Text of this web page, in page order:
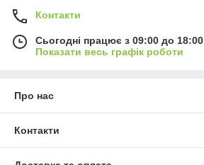
Контакти
Сьогодні працює з 09:00 до 18:00
Показати весь графік роботи
Про нас
Контакти